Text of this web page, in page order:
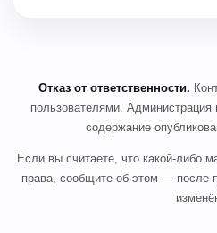
Отказ от ответственности.
пользователями. Администрация
содержание
Если вы считаете, что какой-либо
права, сообщите об этом — после